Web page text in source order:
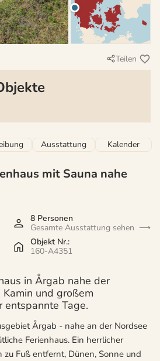
Teilen
Ausstattung Kalender
mit Sauna nahe
8 Personen
Gesamte Ausstattung sehen
Objekt Nr.:
160-A4351
in Årgab nahe der
und großem
entspannte Tage.
Årgab - nahe an der Nordsee
Ferienhaus. Ein herrlicher
Fuß entfernt, Dünen, Sonne und